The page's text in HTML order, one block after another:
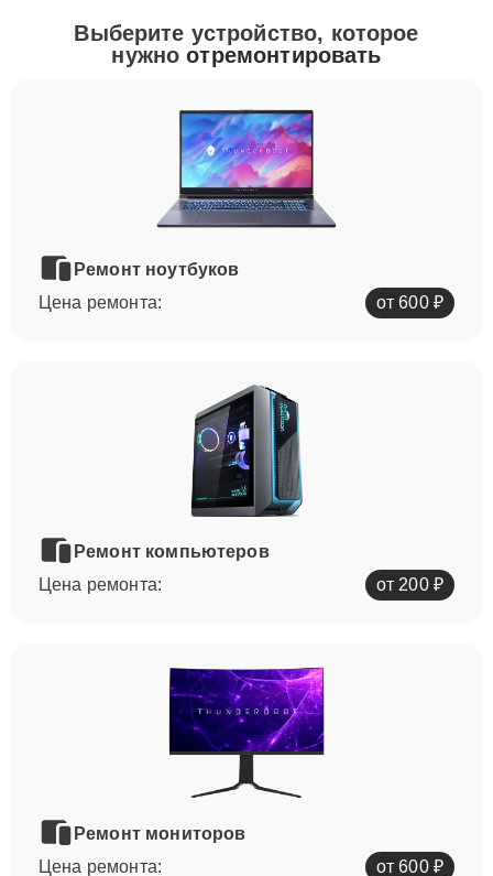
Выберите устройство, которое
нужноотремонтировать
Ремонт ноутбуков
Цена ремонта:
от 600 ₽
Ремонт компьютеров
Цена ремонта:
от 200 ₽
Ремонт мониторов
Цена ремонта:
от 600 ₽